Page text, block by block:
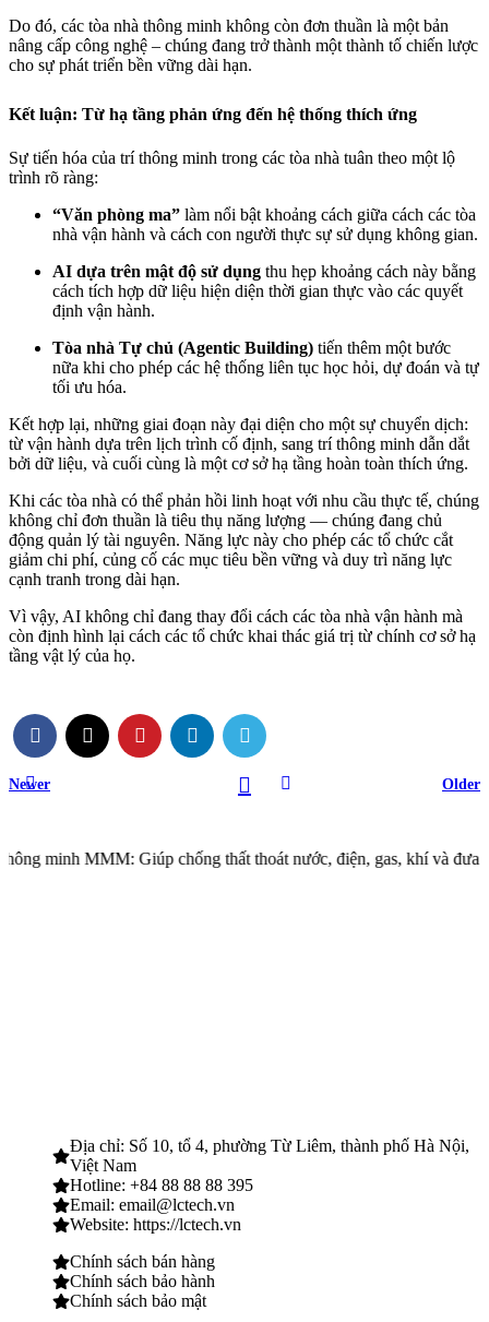
Do đó, các tòa nhà thông minh không còn đơn thuần là một bản
nâng cấp công nghệ – chúng đang trở thành một thành tố chiến lược
cho sự phát triển bền vững dài hạn.
Kết luận: Từ hạ tầng phản ứng đến hệ thống thích ứng
Sự tiến hóa của trí thông minh trong các tòa nhà tuân theo một lộ
trình rõ ràng:
“Văn phòng ma” làm nổi bật khoảng cách giữa cách các tòa
nhà vận hành và cách con người thực sự sử dụng không gian.
AI dựa trên mật độ sử dụng thu hẹp khoảng cách này bằng
cách tích hợp dữ liệu hiện diện thời gian thực vào các quyết
định vận hành.
Tòa nhà Tự chủ (Agentic Building) tiến thêm một bước
nữa khi cho phép các hệ thống liên tục học hỏi, dự đoán và tự
tối ưu hóa.
Kết hợp lại, những giai đoạn này đại diện cho một sự chuyển dịch:
từ vận hành dựa trên lịch trình cố định, sang trí thông minh dẫn dắt
bởi dữ liệu, và cuối cùng là một cơ sở hạ tầng hoàn toàn thích ứng.
Khi các tòa nhà có thể phản hồi linh hoạt với nhu cầu thực tế, chúng
không chỉ đơn thuần là tiêu thụ năng lượng — chúng đang chủ
động quản lý tài nguyên. Năng lực này cho phép các tổ chức cắt
giảm chi phí, củng cố các mục tiêu bền vững và duy trì năng lực
cạnh tranh trong dài hạn.
Vì vậy, AI không chỉ đang thay đổi cách các tòa nhà vận hành mà
còn định hình lại cách các tổ chức khai thác giá trị từ chính cơ sở hạ
tầng vật lý của họ.
Newer Older
Giúp chống thất thoát nước, điện, gas, khí và đưa ra được dự
Địa chỉ: Số 10, tổ 4, phường Từ Liêm, thành phố Hà Nội,
Việt Nam
Hotline: +84 88 88 88 395
Email: email@lctech.vn
Website: https://lctech.vn
Chính sách bán hàng
Chính sách bảo hành
Chính sách bảo mật